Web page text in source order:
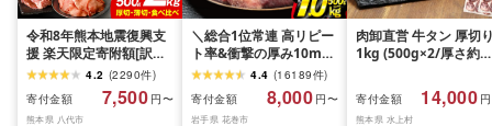
令和8年熊本地震復興支
援 楽天限定寄附額[訳あ
り]牛タン 500g〜2kg 肉
牛肉 訳あり 牛タン 冷凍
小分け 厚切り 薄切り 食
4.2 (2290件)
寄付金額
7,500 円〜
熊本県 八代市
＼総合1位常連 高リピー
ト率&衝撃の厚み10mm
厚切り牛タン 塩味/ ≪ス
ピード発送!!10営業日以
内発送≫ 選べる内容量
4.4 (16189件)
寄付金額
8,000 円〜
岩手県 花巻市
肉卸直営 牛タン 厚切
1kg (500g×2/厚さ約
牛肉 焼肉 冷凍 スライ
業務用 バーベキュー
寄付金額 14,000
熊本県 水上村